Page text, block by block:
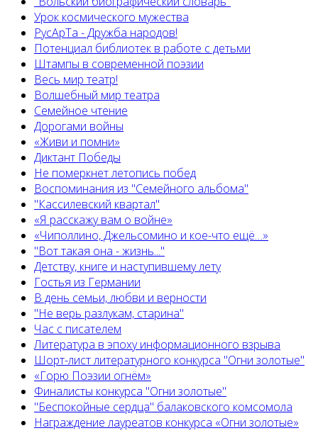
Урок космического мужества
РусАрТа - Дружба народов!
Потенциал библиотек в работе с детьми
Штампы в современной поэзии
Весь мир театр!
Волшебный мир театра
Семейное чтение
Дорогами войны
«Живи и помни»
Диктант Победы
Не померкнет летопись побед
Воспоминания из "Семейного альбома"
"Кассилевский квартал"
«Я расскажу вам о войне»
«Чиполлино, Джельсомино и кое-что ещё…»
"Вот такая она - жизнь..."
Детству, книге и наступившему лету
Гостья из Германии
В день семьи, любви и верности
"Не верь разлукам, старина"
Час с писателем
Литература в эпоху информационного взрыва
Шорт-лист литературного конкурса "Огни золотые"
«Горю Поэзии огнём»
Финалисты конкурса "Огни золотые"
"Беспокойные сердца" балаковского комсомола
Награждение лауреатов конкурса «Огни золотые»